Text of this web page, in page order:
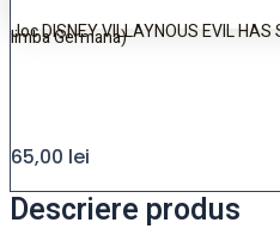
Joc DISNEY VILLAYNOUS EVIL HAS
limba Germana)
65,00 lei
Descriere produs